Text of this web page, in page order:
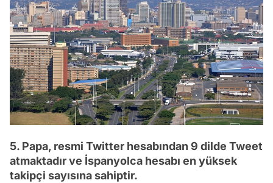
5. Papa, resmi Twitter hesabından 9 dilde Tweet
atmaktadır ve İspanyolca hesabı en yüksek
takipçi sayısına sahiptir.